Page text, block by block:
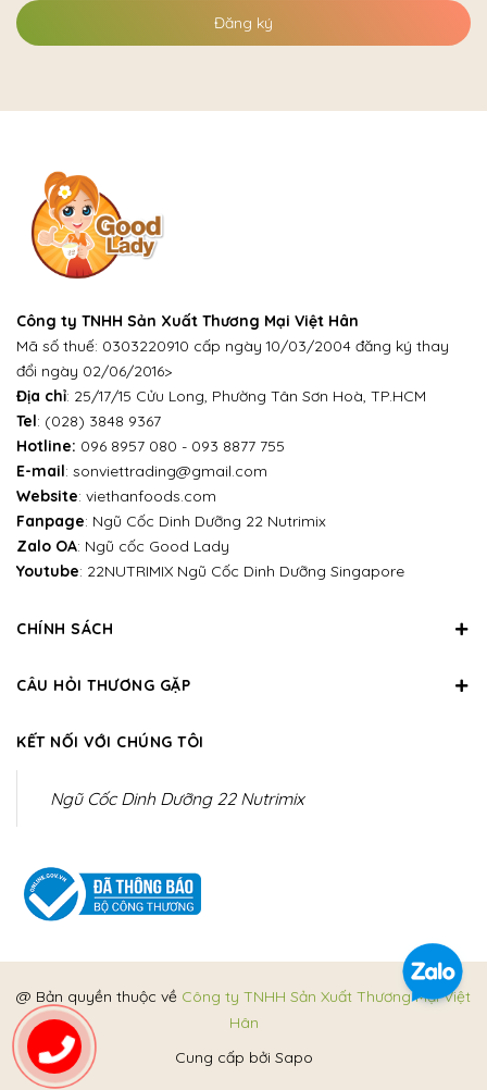
Đăng ký
Công ty TNHH Sản Xuất Thương Mại Việt Hân
Mã số thuế: 0303220910 cấp ngày 10/03/2004 đăng ký thay
đổi ngày 02/06/2016>
Địa chỉ: 25/17/15 Cửu Long, Phường Tân Sơn Hoà, TP.HCM
Tel: (028) 3848 9367
Hotline: 096 8957 080 - 093 8877 755
E-mail: sonviettrading@gmail.com
Website: viethanfoods.com
Fanpage: Ngũ Cốc Dinh Dưỡng 22 Nutrimix
Zalo OA: Ngũ cốc Good Lady
Youtube: 22NUTRIMIX Ngũ Cốc Dinh Dưỡng Singapore
CHÍNH SÁCH
CÂU HỎI THƯƠNG GẶP
KẾT NỐI VỚI CHÚNG TÔI
Ngũ Cốc Dinh Dưỡng 22 Nutrimix
@ Bản quyền thuộc về Công ty TNHH Sản Xuất Thương Mại Việt
Hân
Cung cấp bởi Sapo